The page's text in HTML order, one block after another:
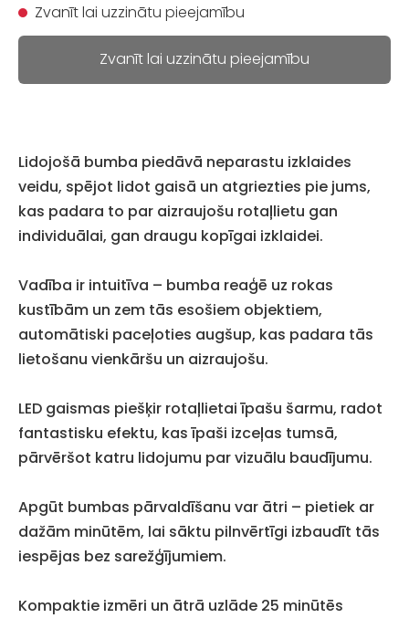
Zvanīt lai uzzinātu pieejamību
Zvanīt lai uzzinātu pieejamību
Lidojošā bumba piedāvā neparastu izklaides
veidu, spējot lidot gaisā un atgriezties pie jums,
kas padara to par aizraujošu rotaļlietu gan
individuālai, gan draugu kopīgai izklaidei.
Vadība ir intuitīva – bumba reaģē uz rokas
kustībām un zem tās esošiem objektiem,
automātiski paceļoties augšup, kas padara tās
lietošanu vienkāršu un aizraujošu.
LED gaismas piešķir rotaļlietai īpašu šarmu, radot
fantastisku efektu, kas īpaši izceļas tumsā,
pārvēršot katru lidojumu par vizuālu baudījumu.
Apgūt bumbas pārvaldīšanu var ātri – pietiek ar
dažām minūtēm, lai sāktu pilnvērtīgi izbaudīt tās
iespējas bez sarežģījumiem.
Kompaktie izmēri un ātrā uzlāde 25 minūtēs